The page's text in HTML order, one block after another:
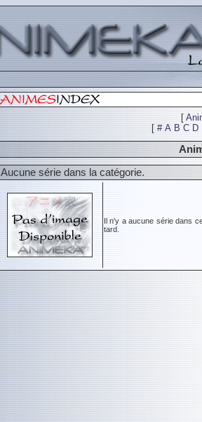
[
[ # A B C D
Aucune série dans la catégorie.
Il n'y a aucune série dans
tard.